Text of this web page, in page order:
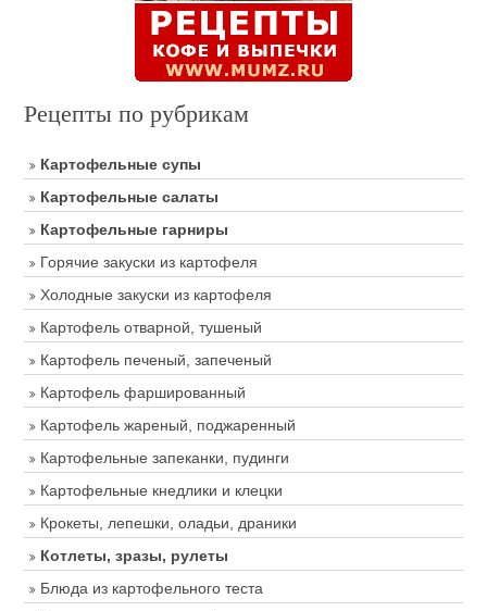
Рецепты по рубрикам
Картофельные супы
Картофельные салаты
Картофельные гарниры
Горячие закуски из картофеля
Холодные закуски из картофеля
Картофель отварной, тушеный
Картофель печеный, запеченый
Картофель фаршированный
Картофель жареный, поджаренный
Картофельные запеканки, пудинги
Картофельные кнедлики и клецки
Крокеты, лепешки, оладьи, драники
Котлеты, зразы, рулеты
Блюда из картофельного теста